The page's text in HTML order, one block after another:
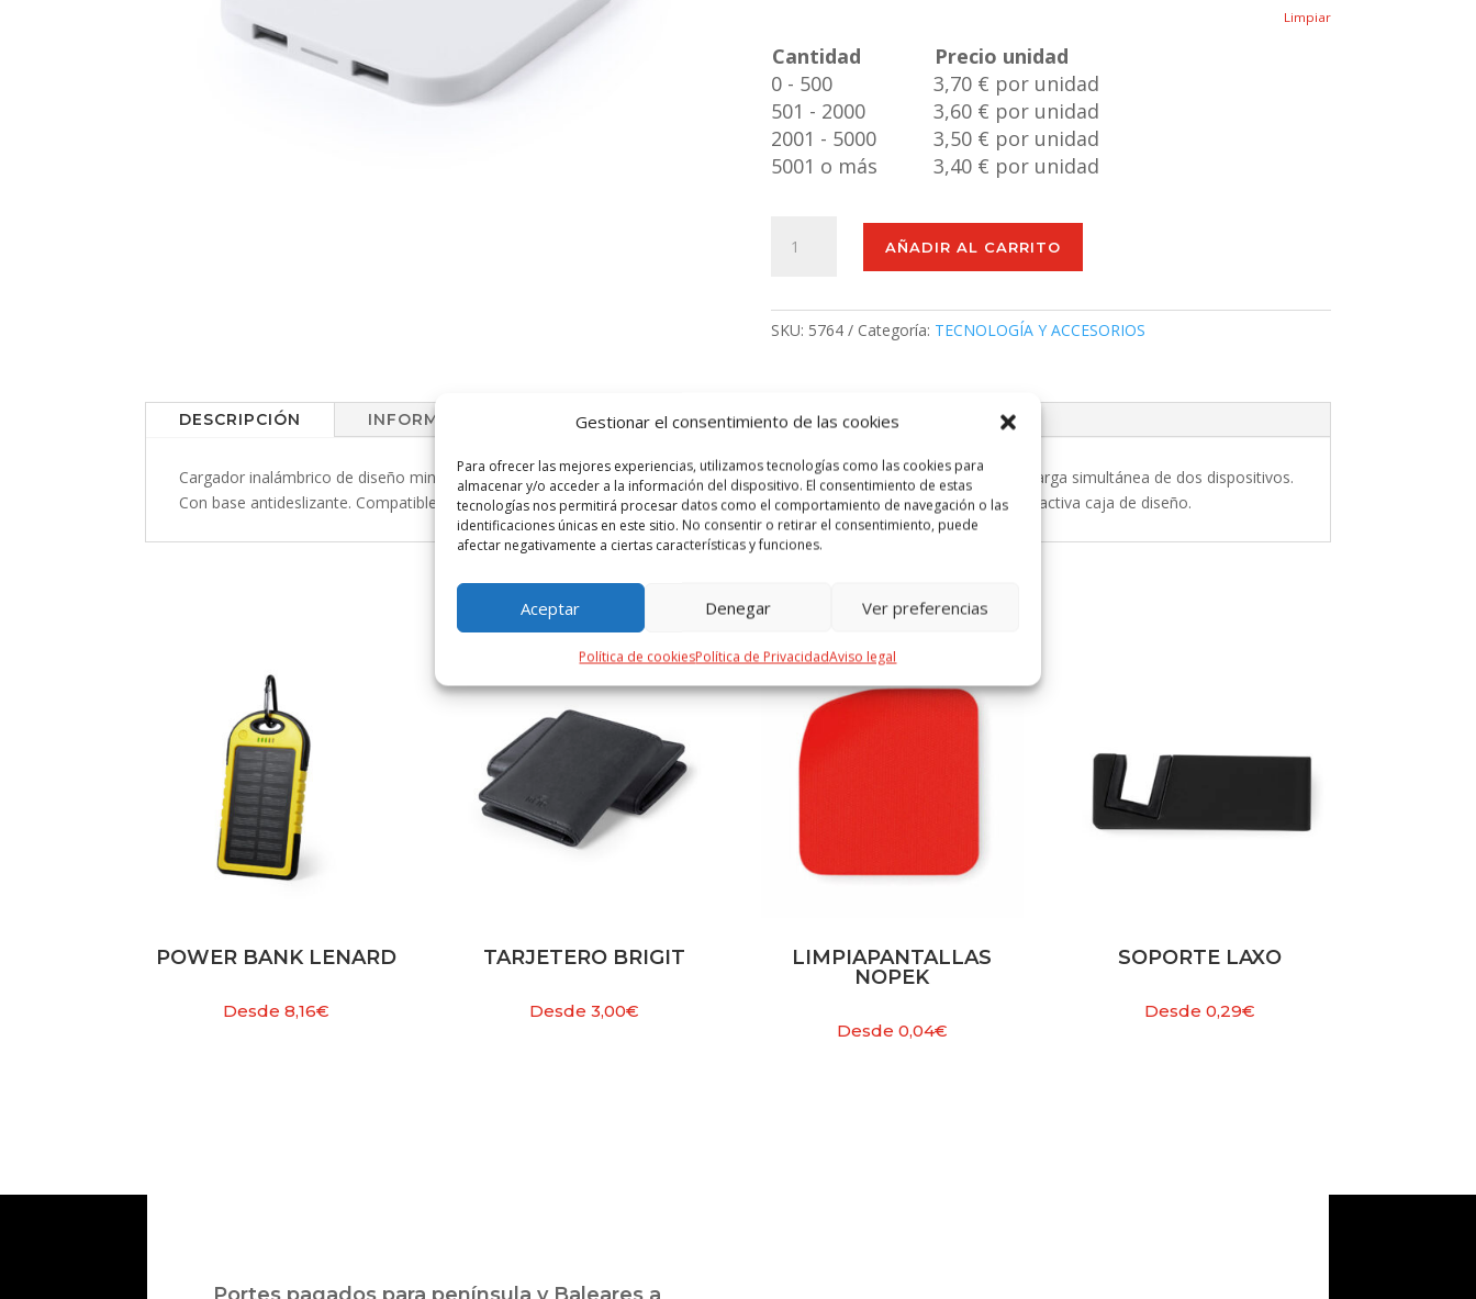
Gestionar el consentimiento de las cookies
Para ofrecer las mejores experiencias, utilizamos tecnologías como las cookies para
almacenar y/o acceder a la información del dispositivo. El consentimiento de estas
tecnologías nos permitirá procesar datos como el comportamiento de navegación o las
identificaciones únicas en este sitio. No consentir o retirar el consentimiento, puede
afectar negativamente a ciertas características y funciones.
Aceptar Denegar Ver preferencias
Política de cookiesPolítica de PrivacidadAviso legal
Limpiar
Cantidad
Precio unidad
0 - 500
3,70 € por unidad
501 - 2000
3,60 € por unidad
2001 - 5000
3,50 € por unidad
5001 o más
3,40 € por unidad
Donson
AÑADIR AL CARRITO
SKU: 5764 Categoría: TECNOLOGÍA Y ACCESORIOS
DESCRIPCIÓN INFORMACIÓN ADICIONAL VALORACIONES (0)
Cargador inalámbrico de diseño minimalista en color blanco. Con salida USB dual extra de 2.100 mA de capacidad para carga simultánea de dos dispositivos.
Con base antideslizante. Compatible con dispositivos equipados con tecnología de carga inalámbrica y presentado en atractiva caja de diseño.
PRODUCTOS RELACIONADOS
POWER BANK LENARD
Desde8,16€
TARJETERO BRIGIT
Desde 3,00€
LIMPIAPANTALLAS
NOPEK
Desde 0,04€
SOPORTE LAXO
Desde 0,29€